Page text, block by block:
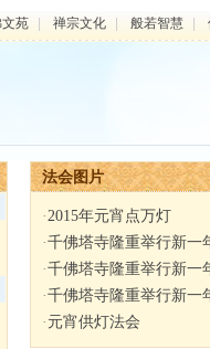
苑 禅宗文化 般若智慧
法会图片
·2015年元宵点万灯
·千佛塔寺隆重举行新一
·千佛塔寺隆重举行新一
·千佛塔寺隆重举行新一
· 元宵供灯法会